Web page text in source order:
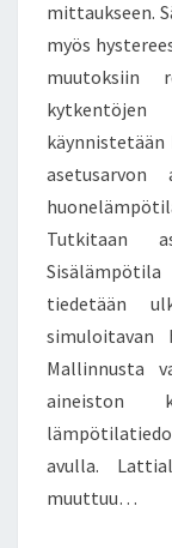
mittaukseen.
myös
muutoksiin
kytkentöjen
Tutkitaan
tiedetään
simuloitavan
Mallinnusta
aineiston
avulla.
muuttuu…